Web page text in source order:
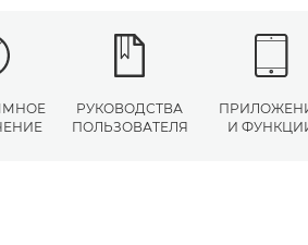
РУКОВОДСТВА
ПОЛЬЗОВАТЕЛЯ
И